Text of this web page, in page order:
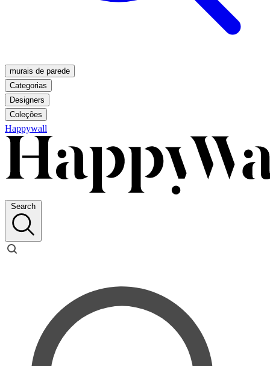
murais de parede
Categorias
Designers
Coleções
Happywall
Search